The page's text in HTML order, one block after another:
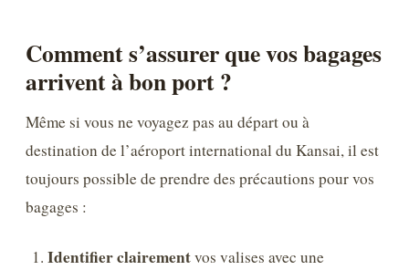
Comment s’assurer que vos bagages
arrivent à bon port ?
Même si vous ne voyagez pas au départ ou à
destination de l’aéroport international du Kansai, il est
toujours possible de prendre des précautions pour vos
bagages :
Identifier clairementvos valises avec une